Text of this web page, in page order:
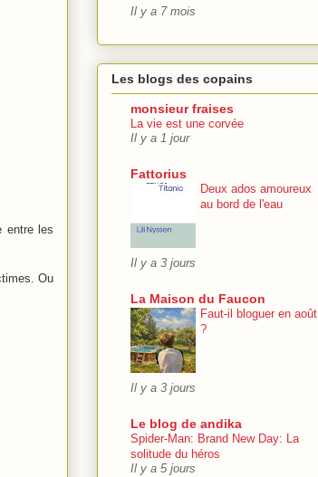
entre les
Ou
Il y a 7 mois
Les blogs des copains
monsieur fraises
La vie est une corvée
Il y a 1 jour
Fattorius
Deux ados amoureux
au bord de l'eau
Il y a 3 jours
La Maison du Faucon
Faut-il bloguer en août
?
Il y a 3 jours
Le blog de andika
Spider-Man: Brand New Day: La
solitude du héros
Il y a 5 jours